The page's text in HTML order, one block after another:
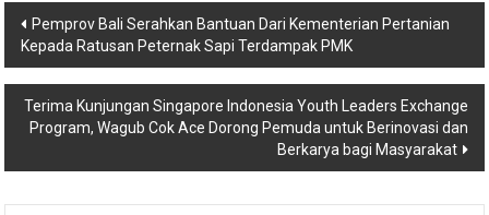
Navigasi
pos
Pemprov Bali Serahkan Bantuan Dari Kementerian Pertanian
Kepada Ratusan Peternak Sapi Terdampak PMK
Terima Kunjungan Singapore Indonesia Youth Leaders Exchange
Program, Wagub Cok Ace Dorong Pemuda untuk Berinovasi dan
Berkarya bagi Masyarakat